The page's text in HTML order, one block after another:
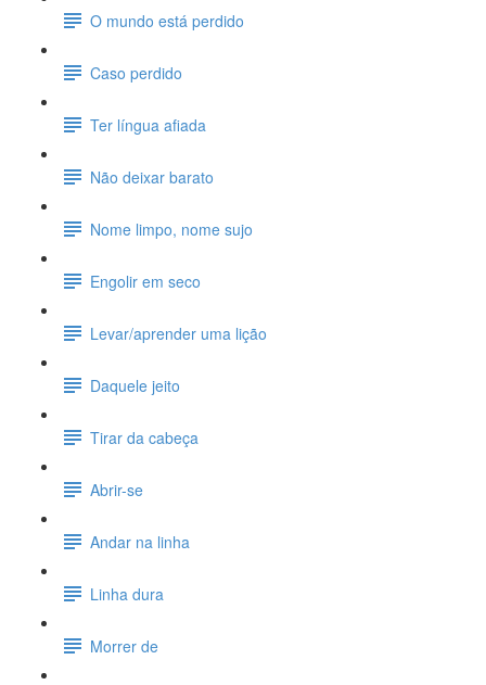
O mundo está perdido
Caso perdido
Ter língua afiada
Não deixar barato
Nome limpo, nome sujo
Engolir em seco
Levar/aprender uma lição
Daquele jeito
Tirar da cabeça
Abrir-se
Andar na linha
Linha dura
Morrer de